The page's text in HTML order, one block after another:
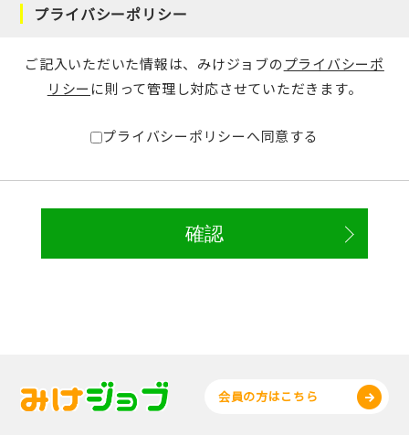
プライバシーポリシー
ご記入いただいた情報は、みけジョブのプライバシーポ
リシー に則って管理し対応させていただきます。
プライバシーポリシーへ同意する
会員の方はこちら